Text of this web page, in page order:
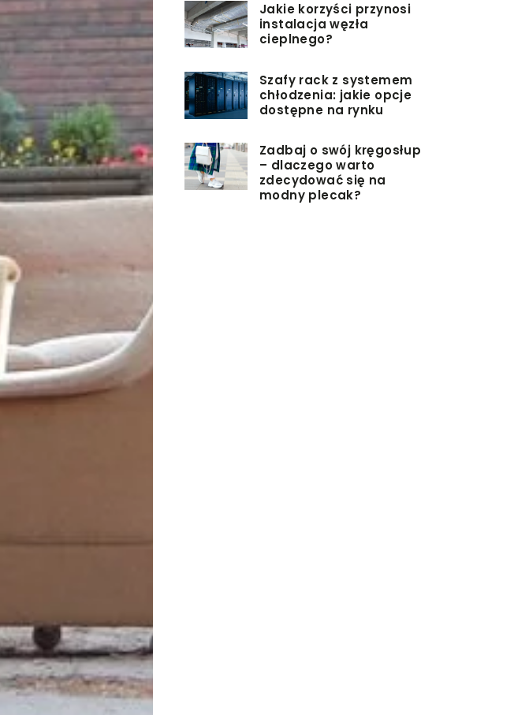
Jakie korzyści przynosi
instalacja węzła
cieplnego?
Szafy rack z systemem
chłodzenia: jakie opcje
dostępne na rynku
Zadbaj o swój kręgosłup
– dlaczego warto
zdecydować się na
modny plecak?